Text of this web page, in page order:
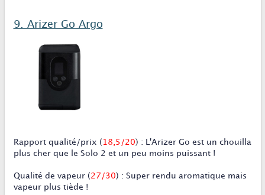
9. Arizer Go Argo
Rapport qualité/prix ( 18,5/20) :
L'Arizer Go est un chouilla
plus cher que le Solo 2 et un peu moins puissant !
Qualité de vapeur (27/30) : Super rendu aromatique mais
vapeur plus tiède !